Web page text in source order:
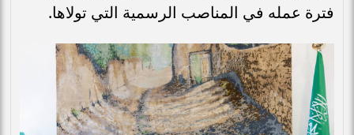
فترة عمله في المناصب الرسمية التي تولاها.